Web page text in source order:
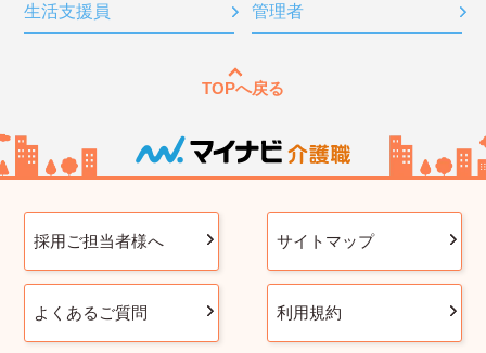
生活支援員 管理者
TOPへ戻る
採用ご担当者様へ サイトマップ
よくあるご質問 利用規約